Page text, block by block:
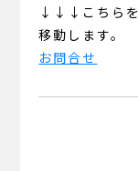
↓↓↓こちらを
移動します。
お問合せ